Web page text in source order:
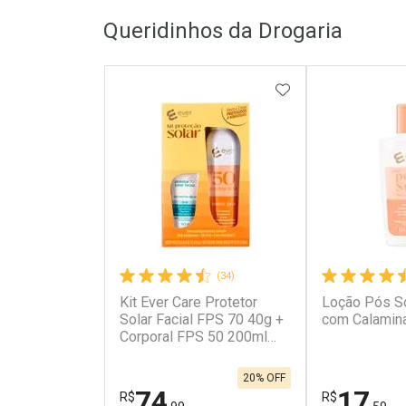
Laboratório
Ativar Desconto
Por Menos
Por R$ 60,24/cada
Ativar
Por
Por R$
Queridinhos da Drogaria
(34)
Kit Ever Care Protetor
Solar Facial FPS 70 40g +
Corporal FPS 50 200ml
R$
20% OFF
ADICIONAR AOS
Loção Pós
com
R$